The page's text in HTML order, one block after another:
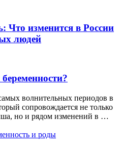
изменится в России
людей
волнительных периодов в
сопровождается не только
но и рядом изменений в …
и роды